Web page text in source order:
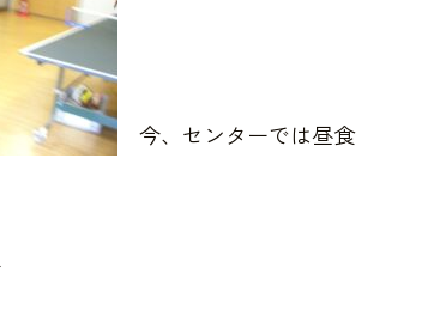
今、センターでは昼食